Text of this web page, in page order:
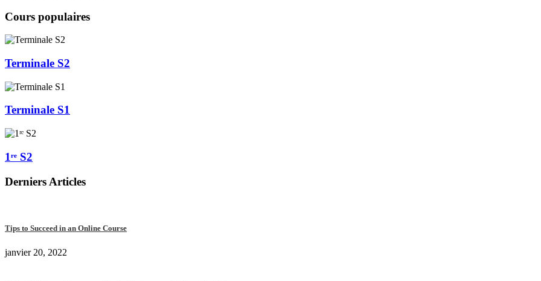
Cours populaires
Terminale S2
Terminale S1
1ʳᵉ S2
Derniers Articles
Tips to Succeed in an Online Course
janvier 20, 2022